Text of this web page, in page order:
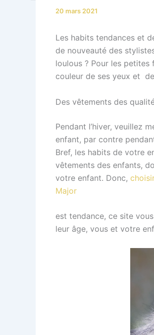
20 mars 2021
Les habits tendances et
de nouveauté des
loulous ? Pour les
couleur de ses yeux et
Des vêtements des
Pendant l’hiver, veuillez
enfant, par contre
Bref, les habits de votre
vêtements des enfants,
votre enfant. Donc,
Major
est tendance, ce site
leur âge, vous et votre